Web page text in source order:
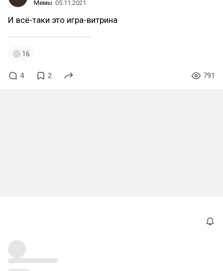
Мемы 05.11.2021
И всё-таки это игра-витрина
16
4 2 791